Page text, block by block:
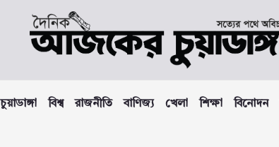
চুয়াডাঙ্গা বিশ্ব রাজনীতি বাণিজ্য খেলা শিক্ষা বিনোদন